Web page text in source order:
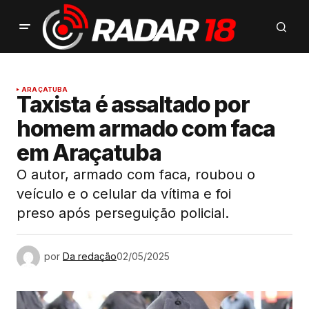
ARAÇATUBA
Taxista é assaltado por
homem armado com faca
em Araçatuba
O autor, armado com faca, roubou o
veículo e o celular da vítima e foi
preso após perseguição policial.
por Da redação02/05/2025